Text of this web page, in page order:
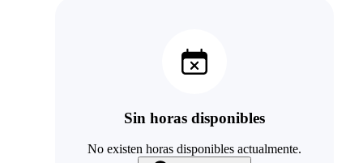
Sin horas disponibles
No existen horas disponibles actualmente.